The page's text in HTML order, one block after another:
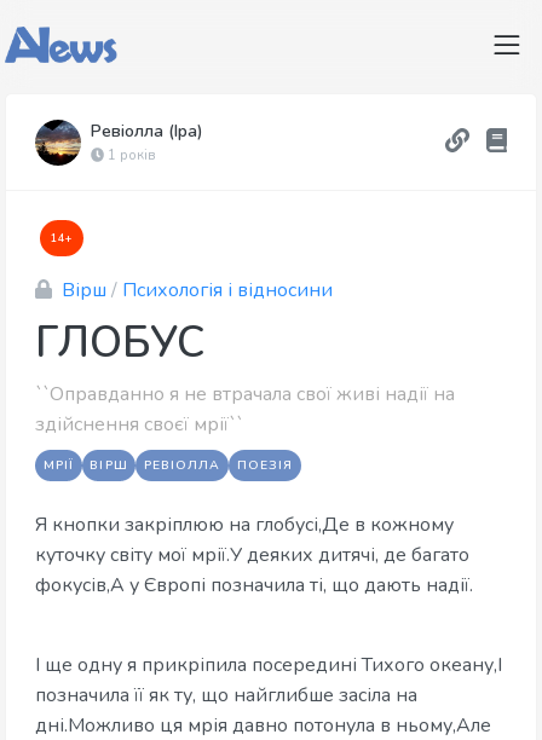
Ревіолла (Іра)
1 років
14+
Вірш / Психологія і відносини
ГЛОБУС
``Оправданно я не втрачала свої живі надії на
здійснення своєї мрії``
МРІЇ ВІРШ РЕВІОЛЛА ПОЕЗІЯ
Я кнопки закріплюю на глобусі,Де в кожному
куточку світу мої мрії.У деяких дитячі, де багато
фокусів,А у Європі позначила ті, що дають надії.
І ще одну я прикріпила посередині Тихого океану,І
позначила її як ту, що найглибше засіла на
дні.Можливо ця мрія давно потонула в ньому,Але